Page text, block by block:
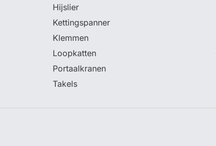
Hijslier
Kettingspanner
Klemmen
Loopkatten
Portaalkranen
Takels